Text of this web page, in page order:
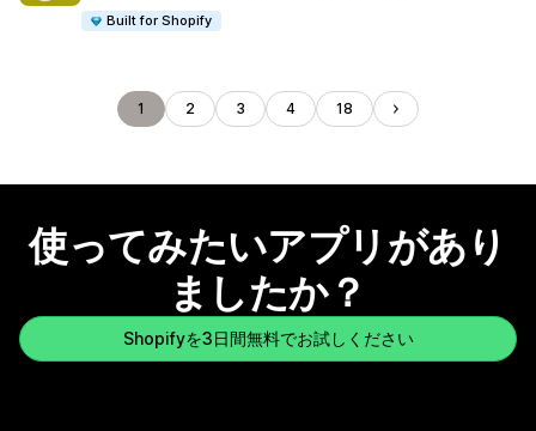
Built for Shopify
1 2 3 4 18
使ってみたいアプリがあり
ましたか？
Shopifyを3日間無料でお試しください